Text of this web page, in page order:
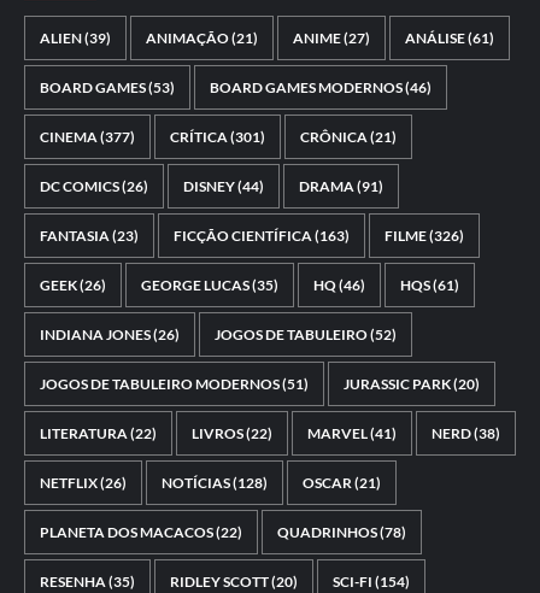
ALIEN(39) ANIMAÇÃO(21) ANIME(27) ANÁLISE(61)
BOARD GAMES(53) BOARD GAMES MODERNOS(46)
CINEMA(377) CRÍTICA(301) CRÔNICA(21)
DC COMICS(26) DISNEY(44) DRAMA(91)
FANTASIA(23) FICÇÃO CIENTÍFICA(163) FILME(326)
GEEK(26) GEORGE LUCAS(35) HQ(46) HQS(61)
INDIANA JONES(26) JOGOS DE TABULEIRO(52)
JOGOS DE TABULEIRO MODERNOS(51) JURASSIC PARK(20)
LITERATURA(22) LIVROS(22) MARVEL(41) NERD(38)
NETFLIX(26) NOTÍCIAS(128) OSCAR(21)
PLANETA DOS MACACOS(22) QUADRINHOS(78)
RESENHA(35) RIDLEY SCOTT(20) SCI-FI (154)